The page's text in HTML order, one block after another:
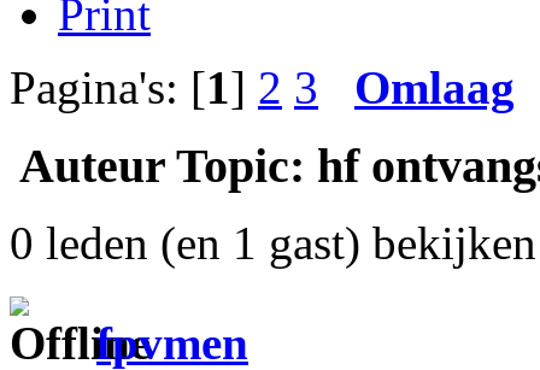
Print
Pagina's: [1] 2 3 Omlaag
Auteur Topic: hf
0 leden (en 1 gast)
fpvmen